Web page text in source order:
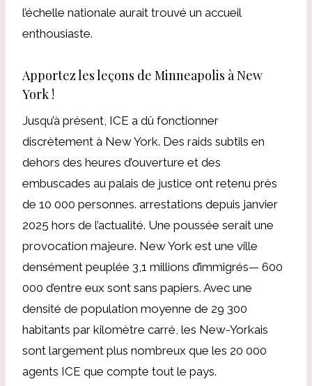
l’échelle nationale aurait trouvé un accueil
enthousiaste.
Apportez les leçons de Minneapolis à New
York !
Jusqu’à présent, ICE a dû fonctionner
discrètement à New York. Des raids subtils en
dehors des heures d’ouverture et des
embuscades au palais de justice ont retenu près
de 10 000 personnes. arrestations depuis janvier
2025 hors de l’actualité. Une poussée serait une
provocation majeure. New York est une ville
densément peuplée 3,1 millions d’immigrés— 600
000 d’entre eux sont sans papiers. Avec une
densité de population moyenne de 29 300
habitants par kilomètre carré, les New-Yorkais
sont largement plus nombreux que les 20 000
agents ICE que compte tout le pays.